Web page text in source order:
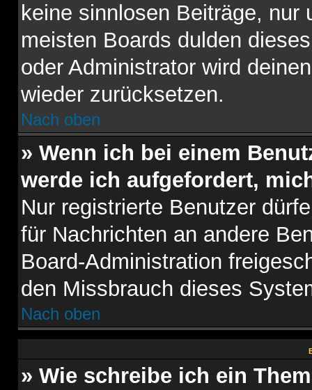
keine sinnlosen Beiträge,
meisten Boards dulden
oder Administrator wird
wieder zurücksetzen.
Nach oben
» Wenn ich bei einem
werde ich aufgefordert,
Nur registrierte Benutzer
für Nachrichten an andere
Board-Administration
den Missbrauch dieses
Nach oben
» Wie schreibe ich ein